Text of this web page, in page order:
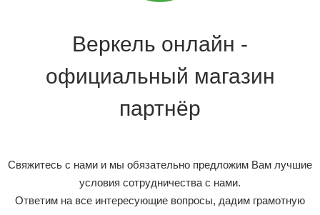
Веркель онлайн -
официальный магазин
партнёр
Свяжитесь с нами и мы обязательно предложим Вам лучшие
условия сотрудничества с нами.
Ответим на все интересующие вопросы, дадим грамотную